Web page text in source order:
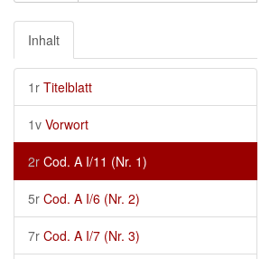
Inhalt
1r Titelblatt
1v Vorwort
2r Cod. A I/11 (Nr. 1)
5r Cod. A I/6 (Nr. 2)
7r Cod. A I/7 (Nr. 3)